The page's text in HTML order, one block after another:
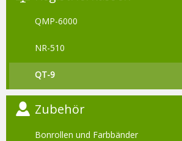
QMP-6000
NR-510
QT-9
Zubehör
Bonrollen und Farbbänder